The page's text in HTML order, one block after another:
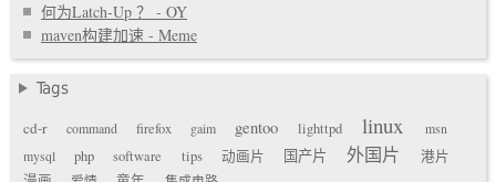
何为Latch-Up ？ - OY
maven构建加速 - Meme
Tags
cd-r
command firefox gaim gentoo lighttpd linux
msn
mysql
php software tips 动画片 国产片 外国片
港片